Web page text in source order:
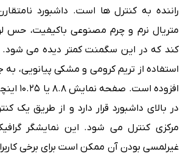
راننده به کنترل ها است. داشبورد
متریال نرم و چرم مصنوعی باکیفیت، حس
کند که در این سگمنت کمتر دیده می
استفاده از تریم کرومی و مشکی پیانویی،
افزوده
در بالای داشبورد قرار دارد و از طریق یک
مرکزی کنترل می شود. این نمایشگر
غیرلمسی بودن آن ممکن است برای برخی